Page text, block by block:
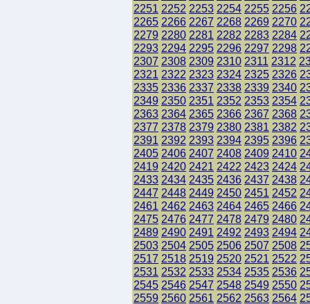
2251 2252 2253 2254 2255 2256
2265 2266 2267 2268 2269 2270
2279 2280 2281 2282 2283 2284
2293 2294 2295 2296 2297 2298
2307 2308 2309 2310 2311 2312
2321 2322 2323 2324 2325 2326
2335 2336 2337 2338 2339 2340
2349 2350 2351 2352 2353 2354
2363 2364 2365 2366 2367 2368
2377 2378 2379 2380 2381 2382
2391 2392 2393 2394 2395 2396
2405 2406 2407 2408 2409 2410
2419 2420 2421 2422 2423 2424
2433 2434 2435 2436 2437 2438
2447 2448 2449 2450 2451 2452
2461 2462 2463 2464 2465 2466
2475 2476 2477 2478 2479 2480
2489 2490 2491 2492 2493 2494
2503 2504 2505 2506 2507 2508
2517 2518 2519 2520 2521 2522
2531 2532 2533 2534 2535 2536
2545 2546 2547 2548 2549 2550
2559 2560 2561 2562 2563 2564